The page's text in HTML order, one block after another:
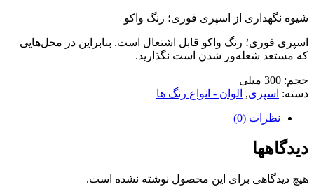
شیوه نگهداری از اسپری فوری؛ رنگ واکو
اسپری فوری؛ رنگ واکو قابل اشتعال است. بنابراین در محل‌هایی
که مستعد شعله‌ور شدن است نگذارید.
حجم: 300 میلی
دسته: اسپری, الوان - انواع رنگ ها
نظرات (0)
دیدگاهها
هیچ دیدگاهی برای این محصول نوشته نشده است.